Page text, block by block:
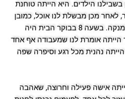
הילדים. היא הייתה טוחנת
בשעה 3 בבוקר, לאחר מכן מבשלת לנו אוכל, כמובן
מתבלת לנו אותו, ולאחר מכן מנקה. בשעה 8 בבוקר הבית היה
הייתה אומרת לנו שמעבודה אף אחד
נהנית מכל רגע וסיפרה שפה
אישה פעילה וחרוצה, שאהבה